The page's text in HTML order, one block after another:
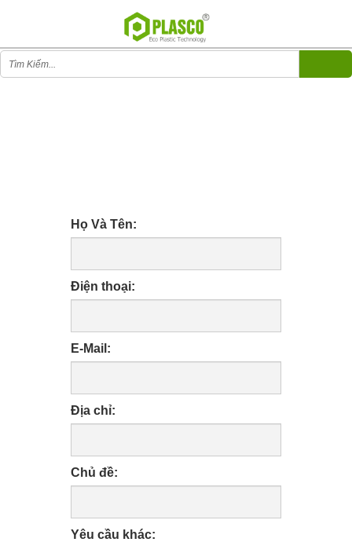
Họ Và Tên:
Điện thoại:
E-Mail:
Địa chỉ:
Chủ đề:
Yêu cầu khác: